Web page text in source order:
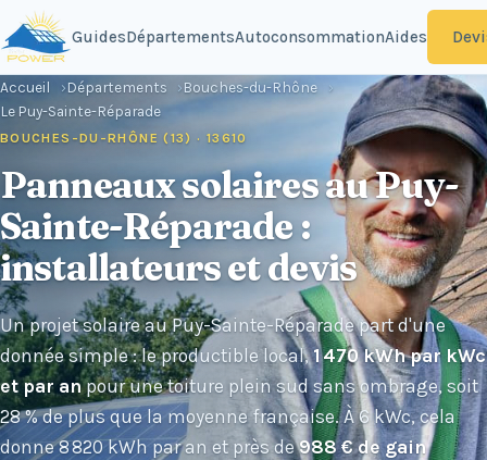
GuidesDépartementsAutoconsommationAides
Accueil Départements
Bouches-du-Rhône
Le Puy-Sainte-Réparade
BOUCHES-DU-RHÔNE (13) · 13610
Panneaux solaires au Puy-
Sainte-Réparade :
installateurs et devis
Un projet solaire au Puy-Sainte-Réparade part d'une
donnée simple : le productible local,1 470 kWh par kWc
et par anpour une toiture plein sud sans ombrage, soit
28 % de plus que la moyenne française. À 6 kWc, cela
donne 8 820 kWh par an et près de988 € de gain